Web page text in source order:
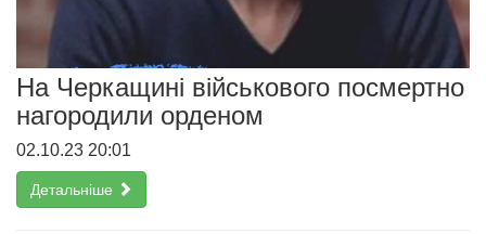
На Черкащині військового посмертно
нагородили орденом
02.10.23 20:01
Детальніше